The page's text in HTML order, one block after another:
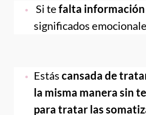
Si te falta información
significados
Estás cansada de
la misma manera sin
para tratar las